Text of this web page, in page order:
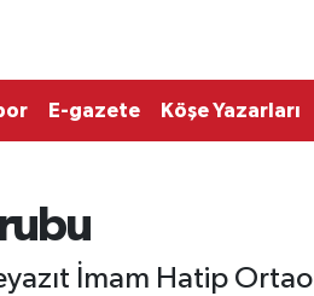
E-gazete Köşe Yazarları
İmam Hatip